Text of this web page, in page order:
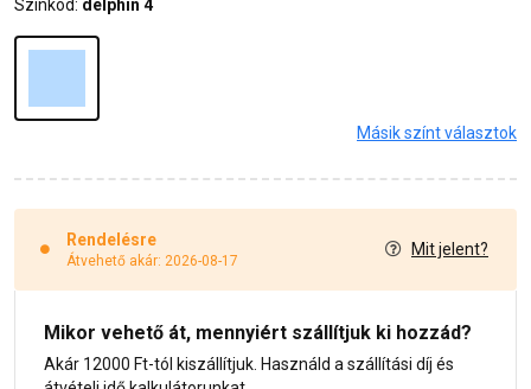
Színkód: delphin 4
Másik színt választok
Rendelésre
Átvehető akár: 2026-08-17
Mit jelent?
Mikor vehető át, mennyiért szállítjuk ki hozzád?
Akár 12000 Ft-tól kiszállítjuk. Használd a szállítási díj és